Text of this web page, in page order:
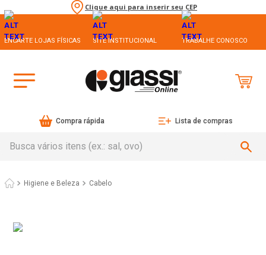
Clique aqui para inserir seu CEP
ENCARTE LOJAS FÍSICAS SITE INSTITUCIONAL TRABALHE CONOSCO
Compra rápida Lista de compras
Higiene e Beleza Cabelo